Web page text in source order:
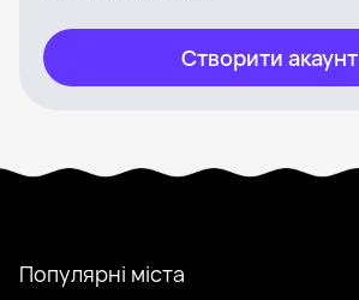
Створити акаунт
Популярні міста